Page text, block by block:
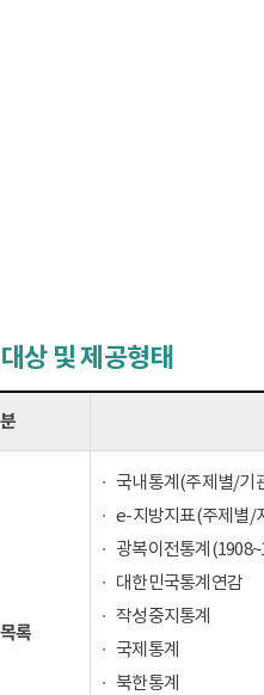
상 및 제공형태
록
국내통계(주제별/기
e-지방지표(주제별/
광복이전통계
대한민국통계연감
작성중지통계
국제통계
북한통계